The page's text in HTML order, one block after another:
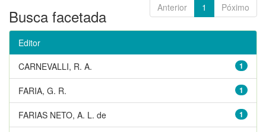
Anterior 1 Póximo
Busca facetada
Editor
1
CARNEVALLI, R. A.
1
FARIA, G. R.
1
FARIAS NETO, A. L. de